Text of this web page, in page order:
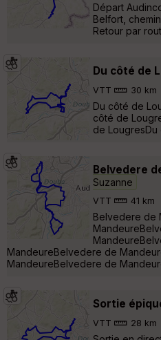
Départ
Belfort,
Retour par
Du côté de
VTT 30 km
Du côté de
côté de
de
Belvedere
Suzanne
VTT 41 km
Belvedere de
MandeureBelvedere de
MandeureBelvedere de
Sortie
VTT 28 km